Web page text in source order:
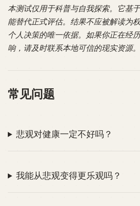
本测试仅用于科普与自我探索。它基
能替代正式评估。结果不应被解读为
个人决策的唯一依据。如果你正在经
响，请及时联系本地可信的现实资源。
常见问题
悲观对健康一定不好吗？
我能从悲观变得更乐观吗？